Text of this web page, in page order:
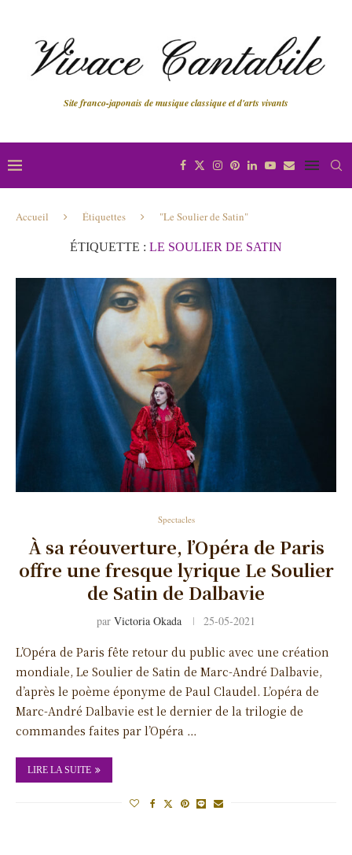
Site franco-japonais de musique classique et d'arts vivants
Accueil Étiquettes "Le Soulier de Satin"
ÉTIQUETTE : LE SOULIER DE SATIN
Spectacles
À sa réouverture, l’Opéra de Paris
offre une fresque lyrique Le Soulier
de Satin de Dalbavie
par Victoria Okada 25-05-2021
L’Opéra de Paris fête retour du public avec une création
mondiale, Le Soulier de Satin de Marc-André Dalbavie,
d’après le poème éponyme de Paul Claudel. L’opéra de
Marc-André Dalbavie est le dernier de la trilogie de
commandes faites par l’Opéra …
LIRE LA SUITE